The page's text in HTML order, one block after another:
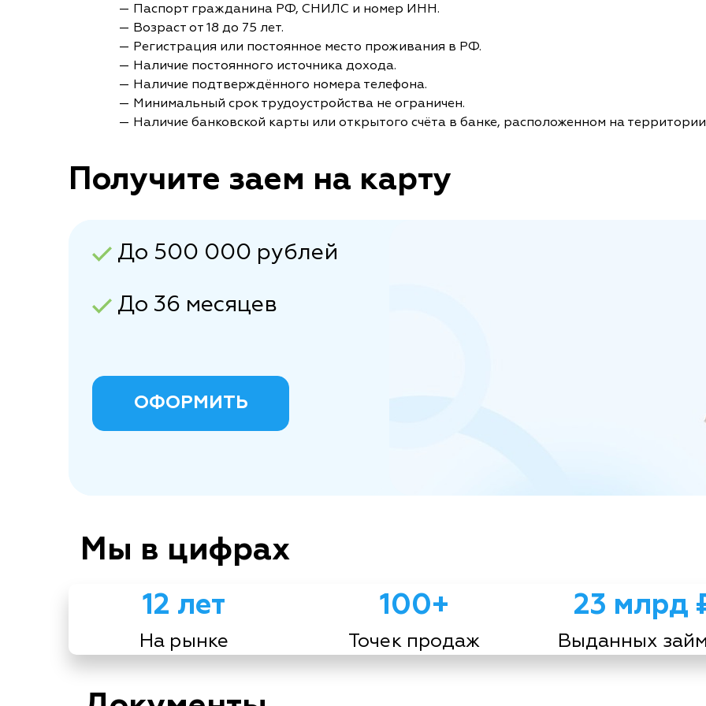
— Паспорт гражданина РФ, СНИЛС и номер ИНН.
— Возраст от 18 до 75 лет.
— Регистрация или постоянное место проживания в РФ.
— Наличие постоянного источника дохода.
— Наличие подтверждённого номера телефона.
— Минимальный срок трудоустройства не ограничен.
— Наличие банковской карты или открытого счёта в банке, расположенном на
Получите заем на карту
До 500 000 рублей
До 36 месяцев
ОФОРМИТЬ
Мы в цифрах
12 лет
На рынке
100+
Точек продаж
23 млрд
Выданных